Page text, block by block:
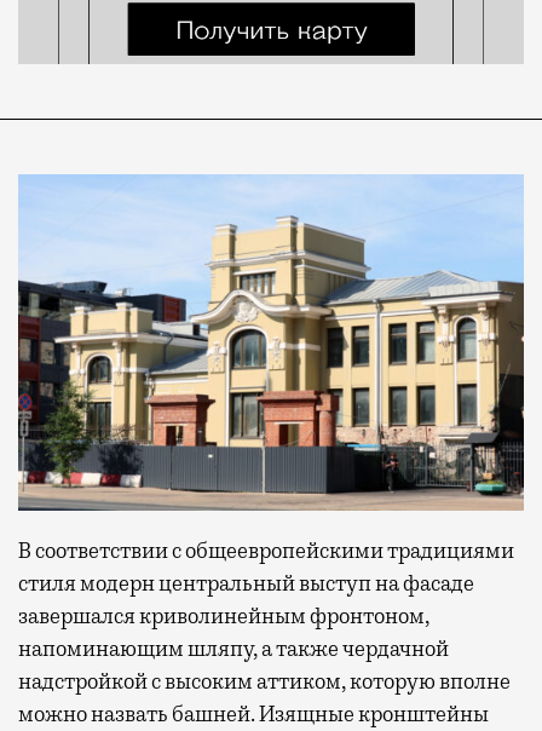
В соответствии с общеевропейскими традициями
стиля модерн центральный выступ на фасаде
завершался криволинейным фронтоном,
напоминающим шляпу, а также чердачной
надстройкой с высоким аттиком, которую вполне
можно назвать башней. Изящные кронштейны